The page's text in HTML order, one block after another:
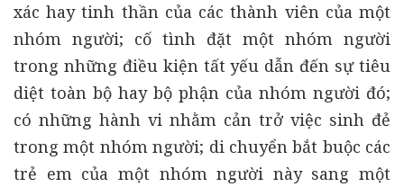
xác hay tinh thần của các thành viên của một
nhóm người; cố tình đặt một nhóm người
trong những điều kiện tất yếu dẫn đến sự tiêu
diệt toàn bộ hay bộ phận của nhóm người đó;
có những hành vi nhằm cản trở việc sinh đẻ
trong một nhóm người; di chuyển bắt buộc các
trẻ em của một nhóm người này sang một